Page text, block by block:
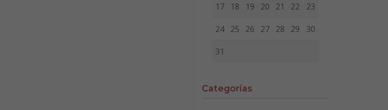
17 18 19 20 21 22 23
24 25 26 27 28 29 30
31
Categorías